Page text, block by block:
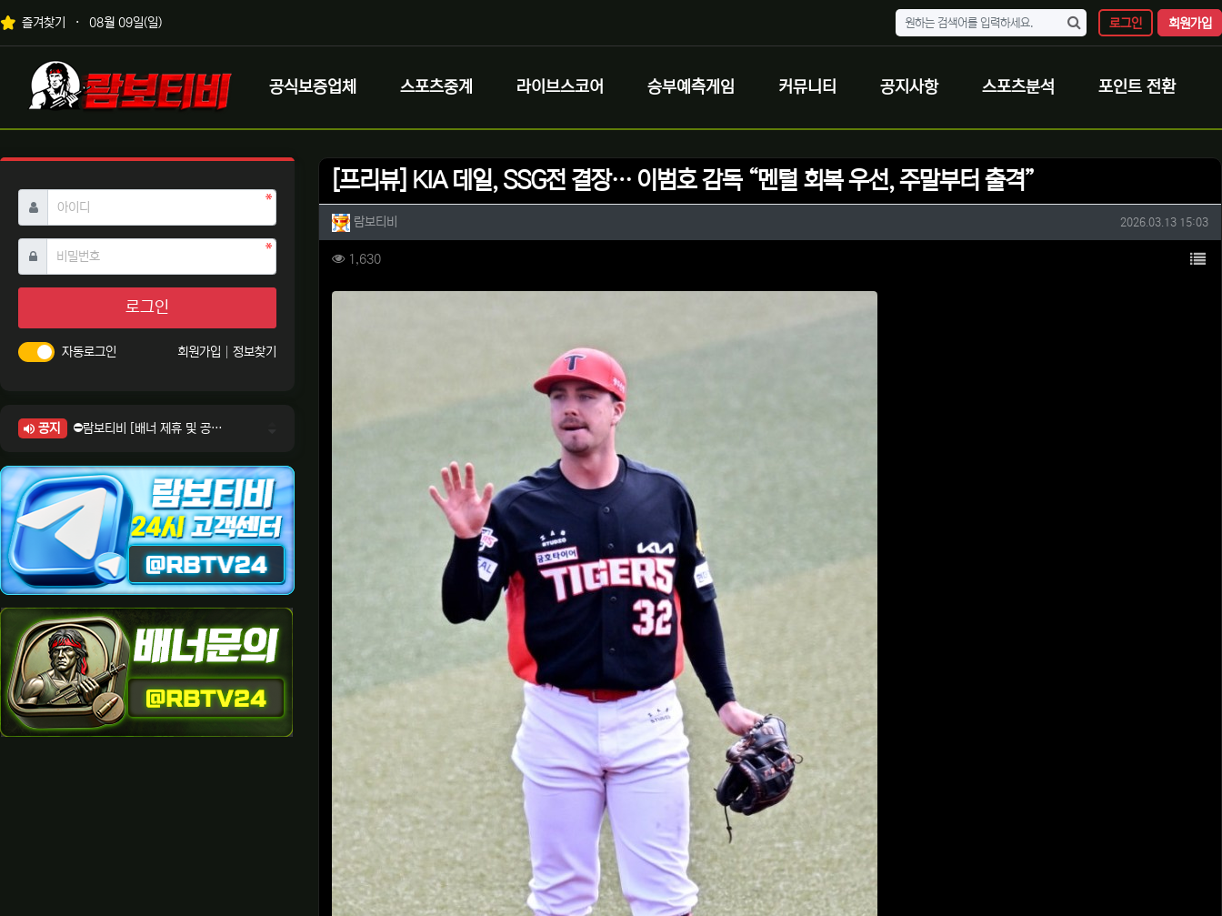
상단 네비
즐겨찾기 08월 09일(일) 로그인 회원가입
메인 메뉴
로고
공식보증업체 스포츠중계 라이브스코어 승부예측게임 커뮤니티 공지사항 스포츠분석 포인트 전환
[프리뷰] KIA 데일, SSG전 결장… 이범호 감독 “멘털 회복 우선, 주말부터 출격”
작성자 정보
람보티비 작성일
2026.03.13 15:03
컨텐츠 정보
1,630조회 목
본문
아이디 필수
비밀번호필수
로그인
자동로그인 회원가입 정보찾기
공지
⛔람보티비 [배너 제휴 및 공식 입점 문의 안내]
⛔람보티비 [정회원 등급UP! 안내사항]
⛔람보티비 [채팅방 이용시 주의사항]
⛔람보티비 [공식보증업체 안내]